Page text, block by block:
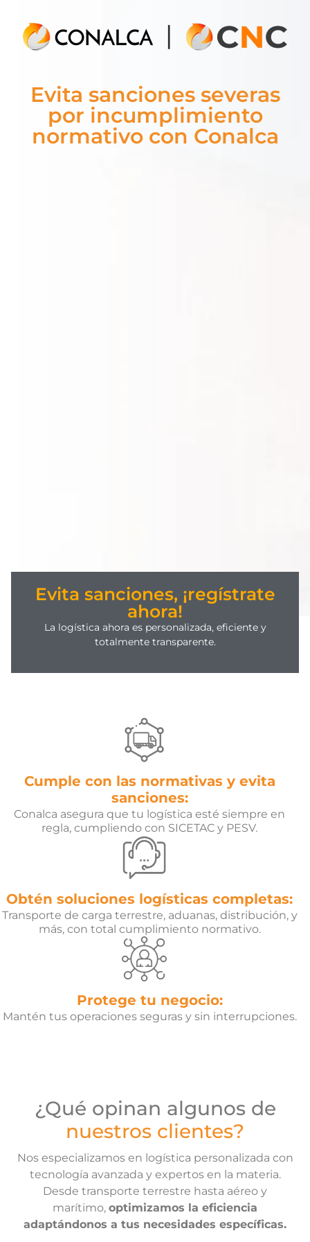
Evita sanciones severas
por incumplimiento
normativo con Conalca
Cumple con las normativas y evita
sanciones:
Conalca asegura que tu logística esté siempre en
regla, cumpliendo con SICETAC y PESV.
Obtén soluciones logísticas completas:
Transporte de carga terrestre, aduanas, distribución, y
más, con total cumplimiento normativo.
Protege tu negocio:
Mantén tus operaciones seguras y sin interrupciones.
Evita sanciones, ¡regístrate
ahora!
La logística ahora es personalizada, eficiente y
totalmente transparente.
¿Qué opinan algunos de
nuestros clientes?
Nos especializamos en logística personalizada con
tecnología avanzada y expertos en la materia.
Desde transporte terrestre hasta aéreo y
marítimo, optimizamos la eficiencia
adaptándonos a tus necesidades específicas.